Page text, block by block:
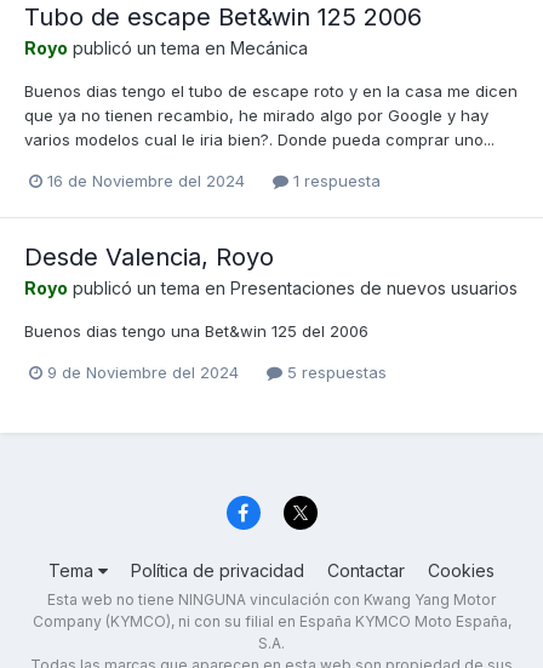
Tubo de escape Bet&win 125 2006
Royo publicó un tema en Mecánica
Buenos dias tengo el tubo de escape roto y en la casa me dicen
que ya no tienen recambio, he mirado algo por Google y hay
varios modelos cual le iria bien?. Donde pueda comprar uno...
16 de Noviembre del 2024 1 respuesta
Desde Valencia, Royo
Royo publicó un tema en Presentaciones de nuevos usuarios
Buenos dias tengo una Bet&win 125 del 2006
9 de Noviembre del 2024 5 respuestas
Tema Política de privacidad Contactar Cookies
Esta web no tiene NINGUNA vinculación con Kwang Yang Motor
Company (KYMCO), ni con su filial en España KYMCO Moto España,
S.A.